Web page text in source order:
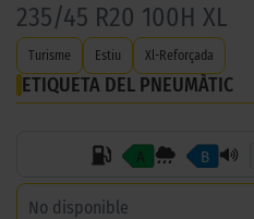
235/45 R20 100H XL
Turisme Estiu Xl-Reforçada
ETIQUETA DEL PNEUMÀTIC
A B
No disponible